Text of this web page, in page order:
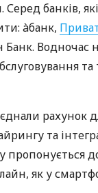
банків,
àбанк,
Водночас
рахунок
та
пропонується
як у